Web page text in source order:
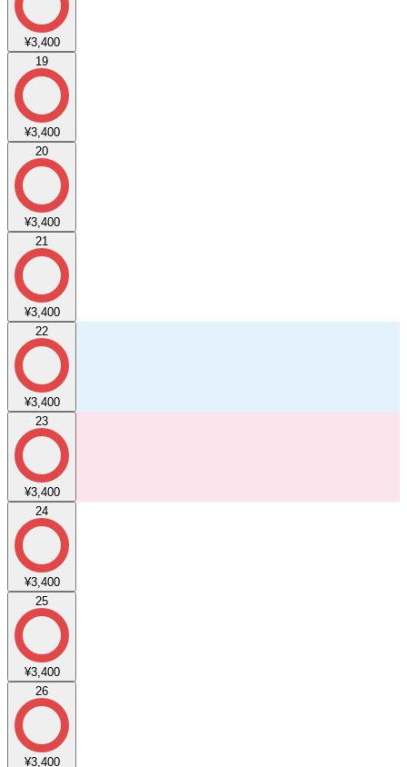
¥3,400
19
¥3,400
20
¥3,400
21
¥3,400
22
¥3,400
23
¥3,400
24
¥3,400
25
¥3,400
26
¥3,400